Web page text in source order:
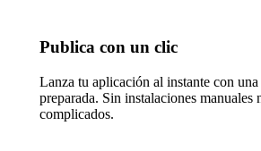
Publica con un clic
Lanza tu aplicación al instante con
preparada. Sin instalaciones manuales
complicados.